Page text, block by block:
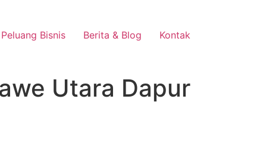
Peluang Bisnis Berita & Blog Kontak
Utara Dapur